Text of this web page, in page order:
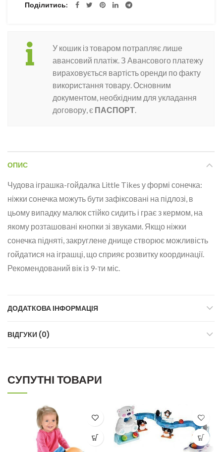
Поділитись
У кошик із товаром потрапляє лише
авансовий платіж. З Авансового платежу
вираховується вартість оренди по факту
використання товару. Основним
документом, необхідним для укладання
договору, є ПАСПОРТ.
ОПИС
Чудова іграшка-гойдалка Little Tikes у формі сонечка:
ніжки сонечка можуть бути зафіксовані на підлозі, в
цьому випадку малюк стійко сидить і грає з кермом, на
якому розташовані кнопки зі звуками. Якщо ніжки
сонечка підняті, закруглене днище створює можливість
гойдатися на іграшці, що сприяє розвитку координації.
Рекомендований вік із 9-ти міс.
ДОДАТКОВА ІНФОРМАЦІЯ
ВІДГУКИ (0)
СУПУТНІ ТОВАРИ